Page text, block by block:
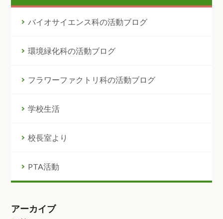
バイオサイエンス科の活動ブログ
環境緑化科の活動ブログ
フラワーファクトリ科の活動ブログ
学校生活
校長室より
PTA活動
アーカイブ